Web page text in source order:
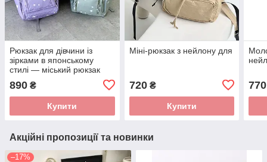
Рюкзак для дівчини із
зірками в японському
стилі — міський рюкзак
890 ₴
Купити
Міні-рюкзак з нейлону для
720₴
Купити
770
Акційні пропозиції та новинки
–17%